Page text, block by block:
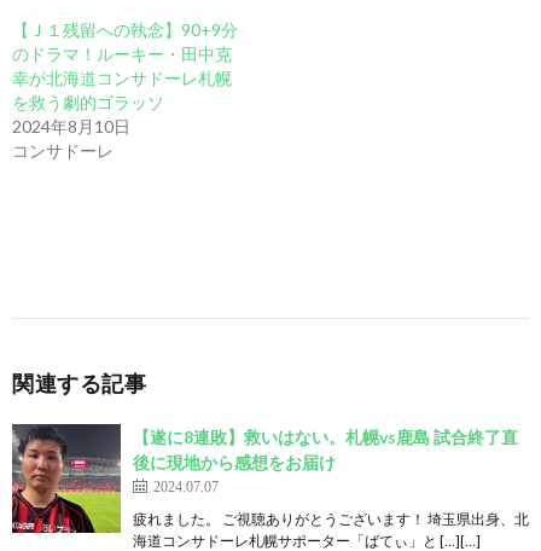
【Ｊ１残留への執念】90+9分
のドラマ！ルーキー・田中克
幸が北海道コンサドーレ札幌
を救う劇的ゴラッソ
2024年8月10日
コンサドーレ
関連する記事
【遂に8連敗】救いはない。札幌vs鹿島 試合終了直
後に現地から感想をお届け
2024.07.07
疲れました。 ご視聴ありがとうございます！ 埼玉県出身、北
海道コンサドーレ札幌サポーター「ばてぃ」と […][…]